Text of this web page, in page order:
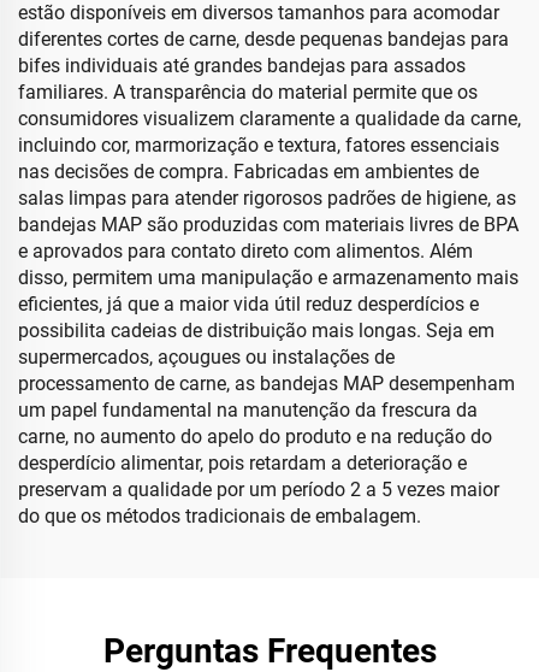
estão disponíveis em diversos tamanhos para acomodar
diferentes cortes de carne, desde pequenas bandejas para
bifes individuais até grandes bandejas para assados
familiares. A transparência do material permite que os
consumidores visualizem claramente a qualidade da carne,
incluindo cor, marmorização e textura, fatores essenciais
nas decisões de compra. Fabricadas em ambientes de
salas limpas para atender rigorosos padrões de higiene, as
bandejas MAP são produzidas com materiais livres de BPA
e aprovados para contato direto com alimentos. Além
disso, permitem uma manipulação e armazenamento mais
eficientes, já que a maior vida útil reduz desperdícios e
possibilita cadeias de distribuição mais longas. Seja em
supermercados, açougues ou instalações de
processamento de carne, as bandejas MAP desempenham
um papel fundamental na manutenção da frescura da
carne, no aumento do apelo do produto e na redução do
desperdício alimentar, pois retardam a deterioração e
preservam a qualidade por um período 2 a 5 vezes maior
do que os métodos tradicionais de embalagem.
Perguntas Frequentes